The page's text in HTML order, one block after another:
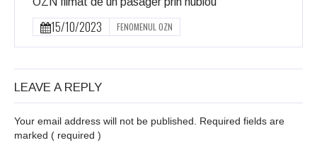
15/10/2023 FENOMENUL OZN
LEAVE A REPLY
Your email address will not be published. Required fields are
marked ( required )